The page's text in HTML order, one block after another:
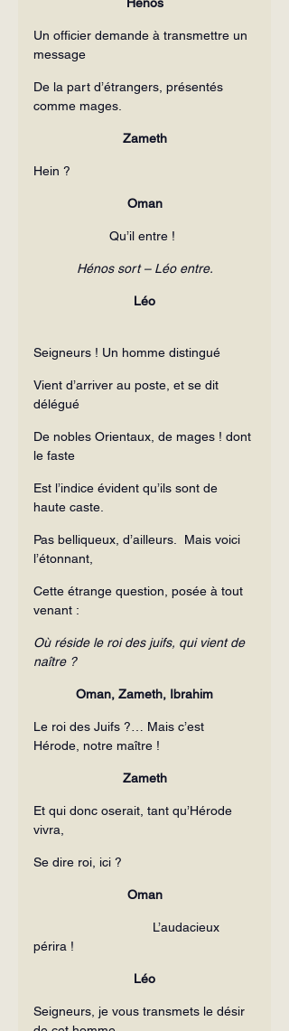
Un officier demande à transmettre un
message
De la part d’étrangers, présentés
comme mages.
Zameth
Hein ?
Oman
Qu’il entre !
Hénos sort – Léo entre.
Léo
Seigneurs ! Un homme distingué
Vient d’arriver au poste, et se dit
délégué
De nobles Orientaux, de mages ! dont
le faste
Est l’indice évident qu’ils sont de
haute caste.
Pas belliqueux, d’ailleurs.  Mais voici
l’étonnant,
Cette étrange question, posée à tout
venant :
Où réside le roi des juifs, qui vient de
naître ?
Oman, Zameth, Ibrahim
Le roi des Juifs ?… Mais c’est
Hérode, notre maître !
Zameth
Et qui donc oserait, tant qu’Hérode
vivra,
Se dire roi, ici ?
Oman
L’audacieux
périra !
Léo
Seigneurs, je vous transmets le désir